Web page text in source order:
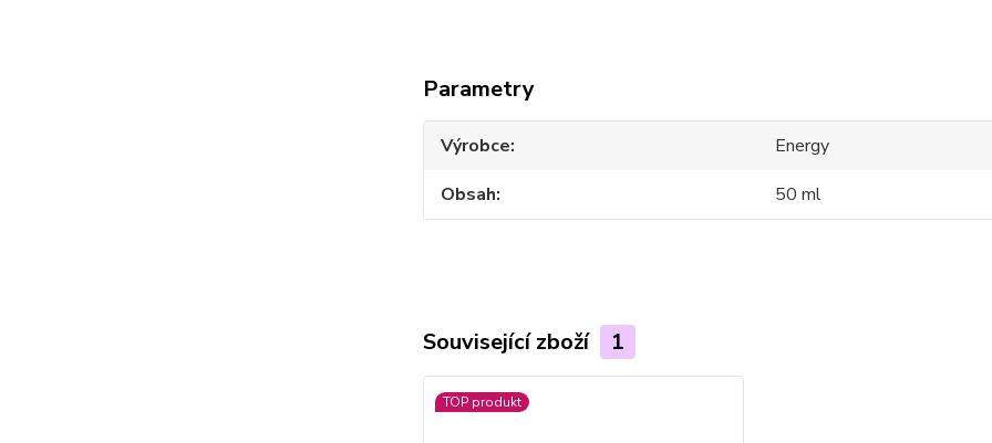
Parametry
Výrobce
Energy
Obsah
50 ml
Související zboží 1
TOP produkt